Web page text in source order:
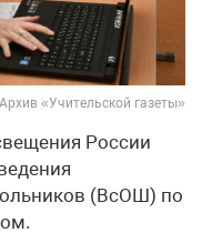
«Учительской газеты»
России
(ВсОШ) по